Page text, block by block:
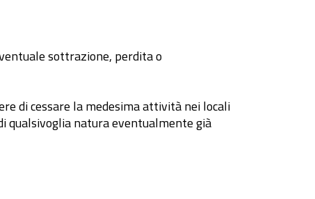
sottrazione, perdita o
di cessare la medesima attività nei locali
qualsivoglia natura eventualmente già